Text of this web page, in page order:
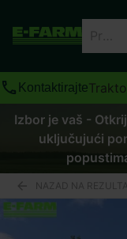
Kontaktirajte
Izbor je vaš -
uključujući
NAZAD NA